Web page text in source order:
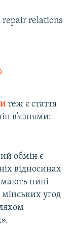
repair relations
теж є стаття
в’язнями:
обмін є
відносинах
мають нині
угод